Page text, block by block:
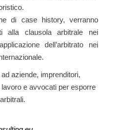
di case history, verranno
alla clausola arbitrale nei
dell’arbitrato nei
aziende, imprenditori,
e avvocati per esporre